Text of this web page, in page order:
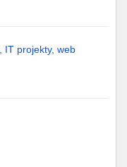
IT projekty, web